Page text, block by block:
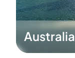
Australia